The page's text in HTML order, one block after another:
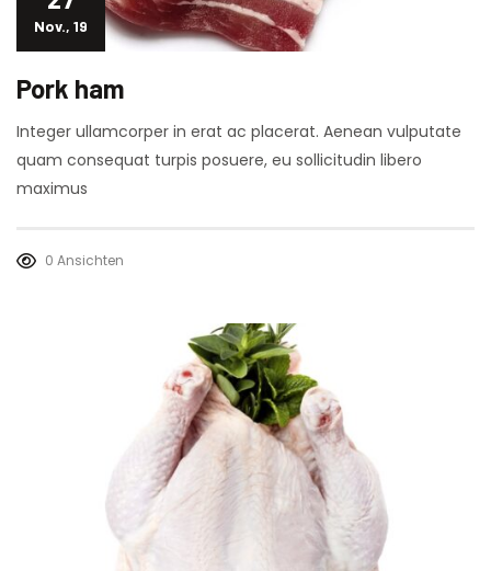
Nov., 19
Pork ham
Integer ullamcorper in erat ac placerat. Aenean vulputate
quam consequat turpis posuere, eu sollicitudin libero
maximus
0 Ansichten